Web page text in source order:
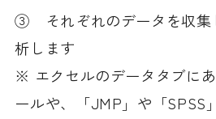
③ それぞれのデータを収集
析します
※ エクセルのデータタブに
ールや、「JMP」や「SPSS